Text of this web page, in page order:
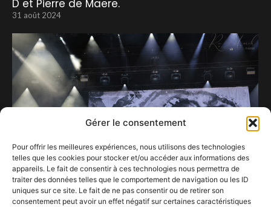
Gérer le consentement
Pour offrir les meilleures expériences, nous utilisons des technologies
telles que les cookies pour stocker et/ou accéder aux informations des
appareils. Le fait de consentir à ces technologies nous permettra de
traiter des données telles que le comportement de navigation ou les ID
uniques sur ce site. Le fait de ne pas consentir ou de retirer son
consentement peut avoir un effet négatif sur certaines caractéristiques
D et Pierre de Maere.
31 août 2024